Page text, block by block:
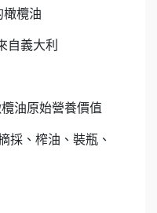
橄欖油
自義大利
油原始營養價值
採、榨油、裝瓶、